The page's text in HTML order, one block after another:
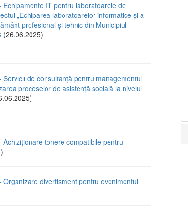
IT pentru laboratoarele de
„Echiparea laboratoarelor informatice și a
profesional și tehnic din Municipiul
(26.06.2025)
de consultanță pentru managementul
proceselor de asistență socială la nivelul
tonere compatibile pentru
divertisment pentru evenimentul